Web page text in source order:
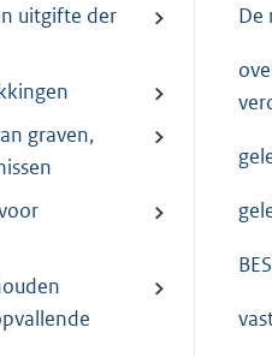
uitgifte der
graven,
De